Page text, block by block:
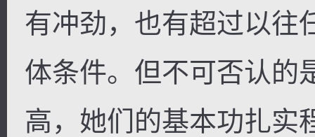
有冲劲，也有超过以往
体条件。但不可否认的
高，她们的基本功扎实